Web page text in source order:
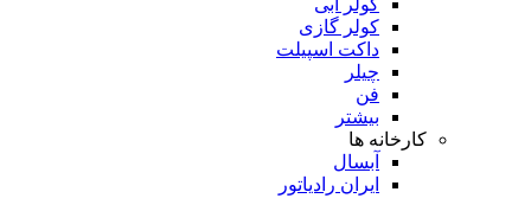
کولر آبی
کولر گازی
داکت اسپیلت
چیلر
فن
بیشتر
کارخانه ها
آبسال
ایران رادیاتور